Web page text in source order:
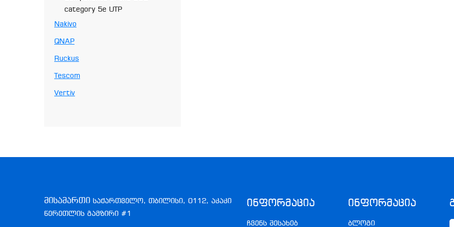
category 5e UTP
Nakivo
QNAP
Ruckus
Tescom
Vertiv
მისამართი საქართველო, თბილისი, 0112, აკაკი
წერეთლის გამზირი #1
Ინფორმაცია
ჩვენს შესახებ
Ინფორმაცია
ბლოგი